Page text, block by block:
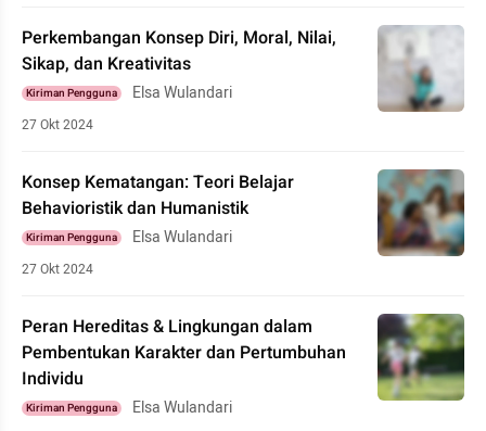
Perkembangan Konsep Diri, Moral, Nilai,
Sikap, dan Kreativitas
Kiriman Pengguna Elsa Wulandari
27 Okt 2024
Konsep Kematangan: Teori Belajar
Behavioristik dan Humanistik
Kiriman Pengguna Elsa Wulandari
27 Okt 2024
Peran Hereditas & Lingkungan dalam
Pembentukan Karakter dan Pertumbuhan
Individu
Kiriman Pengguna Elsa Wulandari